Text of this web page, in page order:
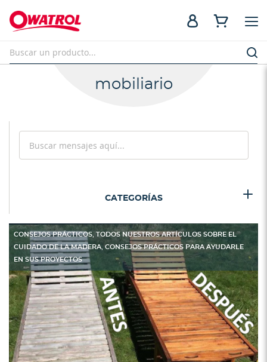
mobiliario
CONSEJOS PRÁCTICOS, TODOS NUESTROS ARTÍCULOS SOBRE EL
CUIDADO DE LA MADERA,CONSEJOS PRÁCTICOS PARA AYUDARLE
EN SUS PROYECTOS
Search
CATEGORÍAS